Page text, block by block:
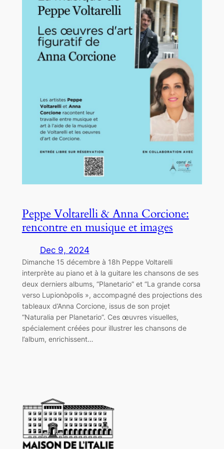
Peppe Voltarelli & Anna Corcione:
rencontre en musique et images
Dec 9, 2024
Dimanche 15 décembre à 18h Peppe Voltarelli
interprète au piano et à la guitare les chansons de ses
deux derniers albums, “Planetario” et “La grande corsa
verso Lupionòpolis », accompagné des projections des
tableaux d’Anna Corcione, issus de son projet
“Naturalia per Planetario”. Ces œuvres visuelles,
spécialement créées pour illustrer les chansons de
l’album, enrichissent…